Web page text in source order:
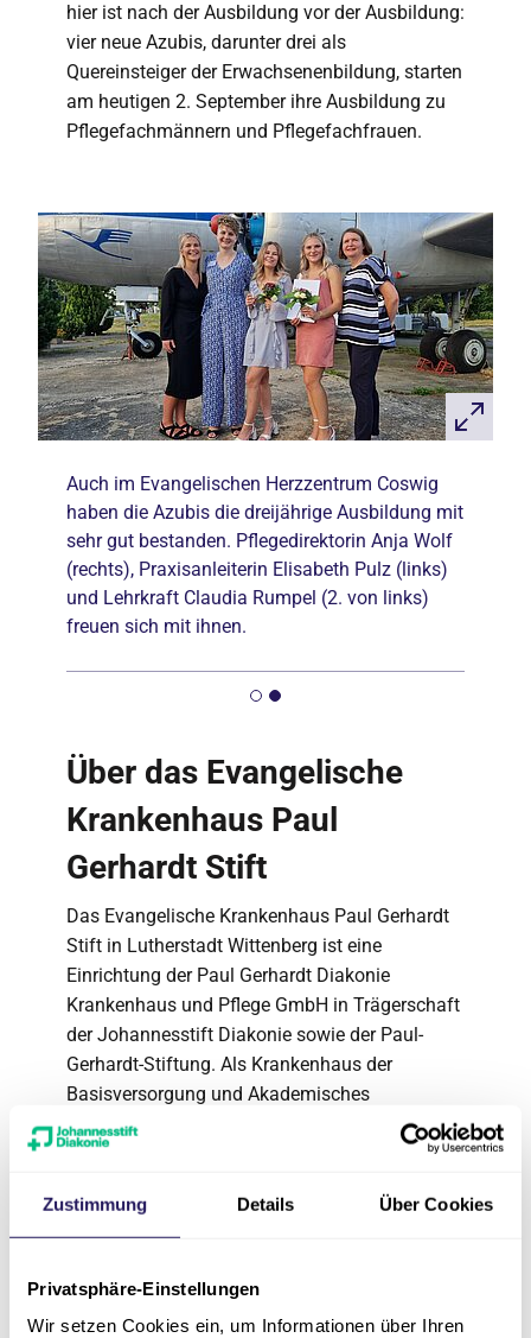
Zustimmung Details Über Cookies
Privatsphäre-Einstellungen
Wir setzen Cookies ein, um Informationen über Ihren
hier ist nach der Ausbildung vor der Ausbildung:
vier neue Azubis, darunter drei als
Quereinsteiger der Erwachsenenbildung, starten
am heutigen 2. September ihre Ausbildung zu
Pflegefachmännern und Pflegefachfrauen.
Auch im Evangelischen Herzzentrum Coswig
haben die Azubis die dreijährige Ausbildung mit
sehr gut bestanden. Pflegedirektorin Anja Wolf
(rechts), Praxisanleiterin Elisabeth Pulz (links)
und Lehrkraft Claudia Rumpel (2. von links)
freuen sich mit ihnen.
Über das Evangelische
Krankenhaus Paul
Gerhardt Stift
Das Evangelische Krankenhaus Paul Gerhardt
Stift in Lutherstadt Wittenberg ist eine
Einrichtung der Paul Gerhardt Diakonie
Krankenhaus und Pflege GmbH in Trägerschaft
der Johannesstift Diakonie sowie der Paul-
Gerhardt-Stiftung. Als Krankenhaus der
Basisversorgung und Akademisches
Lehrkrankenhaus der Martin-Luther-Universität
Halle-Wittenberg bieten wir neben einer
auch spezialisierte Fachbereiche und Zentren.
Herzzentrum Coswig